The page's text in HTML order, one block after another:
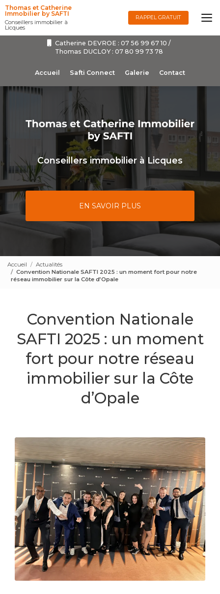
Aller
au
contenu
principal
Catherine DEVROE :07 56 99 67 10 /
Thomas DUCLOY : 07 80 99 73 78
Accueil Safti Connect Galerie Contact
Thomas et Catherine
Immobilier by SAFTI
Conseillers immobilier à
Licques
RAPPEL GRATUIT
Conseillers immobilier à Licques
EN SAVOIR PLUS
Accueil
Actualités
Convention Nationale SAFTI 2025 : un moment fort pour notre
réseau immobilier sur la Côte d’Opale
Convention Nationale
SAFTI 2025 : un moment
fort pour notre réseau
immobilier sur la Côte
d’Opale